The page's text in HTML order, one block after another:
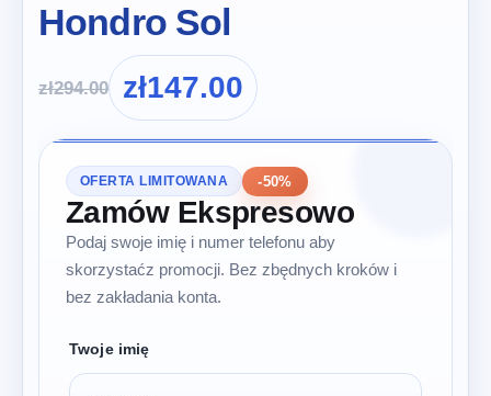
Hondro Sol
zł294.00 zł147.00
OFERTA LIMITOWANA -50%
Zamów Ekspresowo
Podaj swoje imię i numer telefonu aby
skorzystaćz promocji. Bez zbędnych kroków i
bez zakładania konta.
Twoje imię